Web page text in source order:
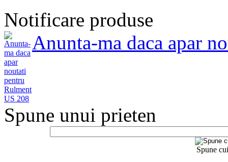
Notificare produse
Anunta-ma daca apar
Spune unui prieten
Spune